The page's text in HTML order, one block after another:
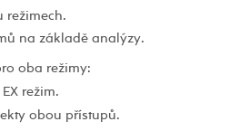
režimech.
na základě analýzy.
oba režimy:
režim.
obou přístupů.